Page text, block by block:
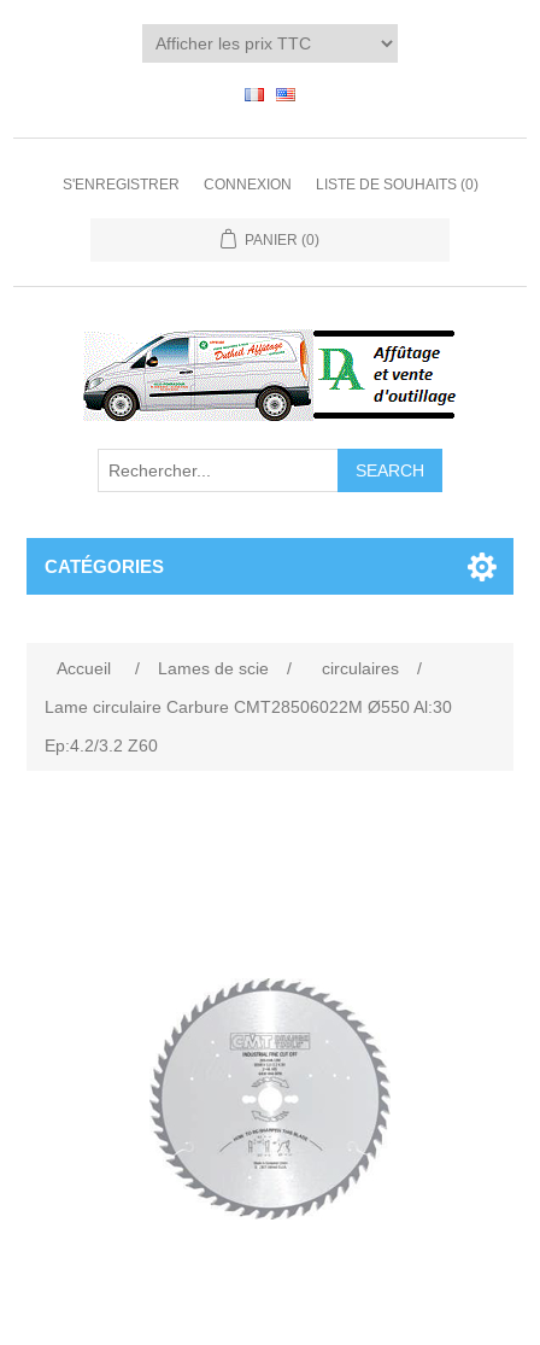
S'ENREGISTRER CONNEXION LISTE DE SOUHAITS (0)
PANIER (0)
CATÉGORIES
Accueil / Lames de scie / circulaires
/
Lame circulaire Carbure CMT28506022M Ø550 Al:30
Ep:4.2/3.2 Z60